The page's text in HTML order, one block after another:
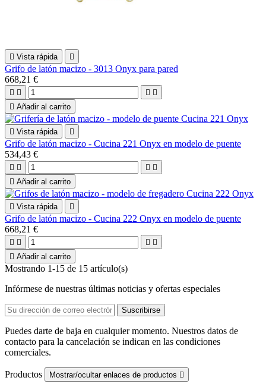
 Vista rápida 
Grifo de latón macizo - 3013 Onyx para pared
668,21 €
   
 Añadir al carrito
 Vista rápida 
Grifo de latón macizo - Cucina 221 Onyx en modelo de puente
534,43 €
   
 Añadir al carrito
 Vista rápida 
Grifo de latón macizo - Cucina 222 Onyx en modelo de puente
668,21 €
   
 Añadir al carrito
Mostrando 1-15 de 15 artículo(s)
Infórmese de nuestras últimas noticias y ofertas especiales
Puedes darte de baja en cualquier momento. Nuestros datos de
contacto para la cancelación se indican en las condiciones
comerciales.
Productos Mostrar/ocultar enlaces de productos 